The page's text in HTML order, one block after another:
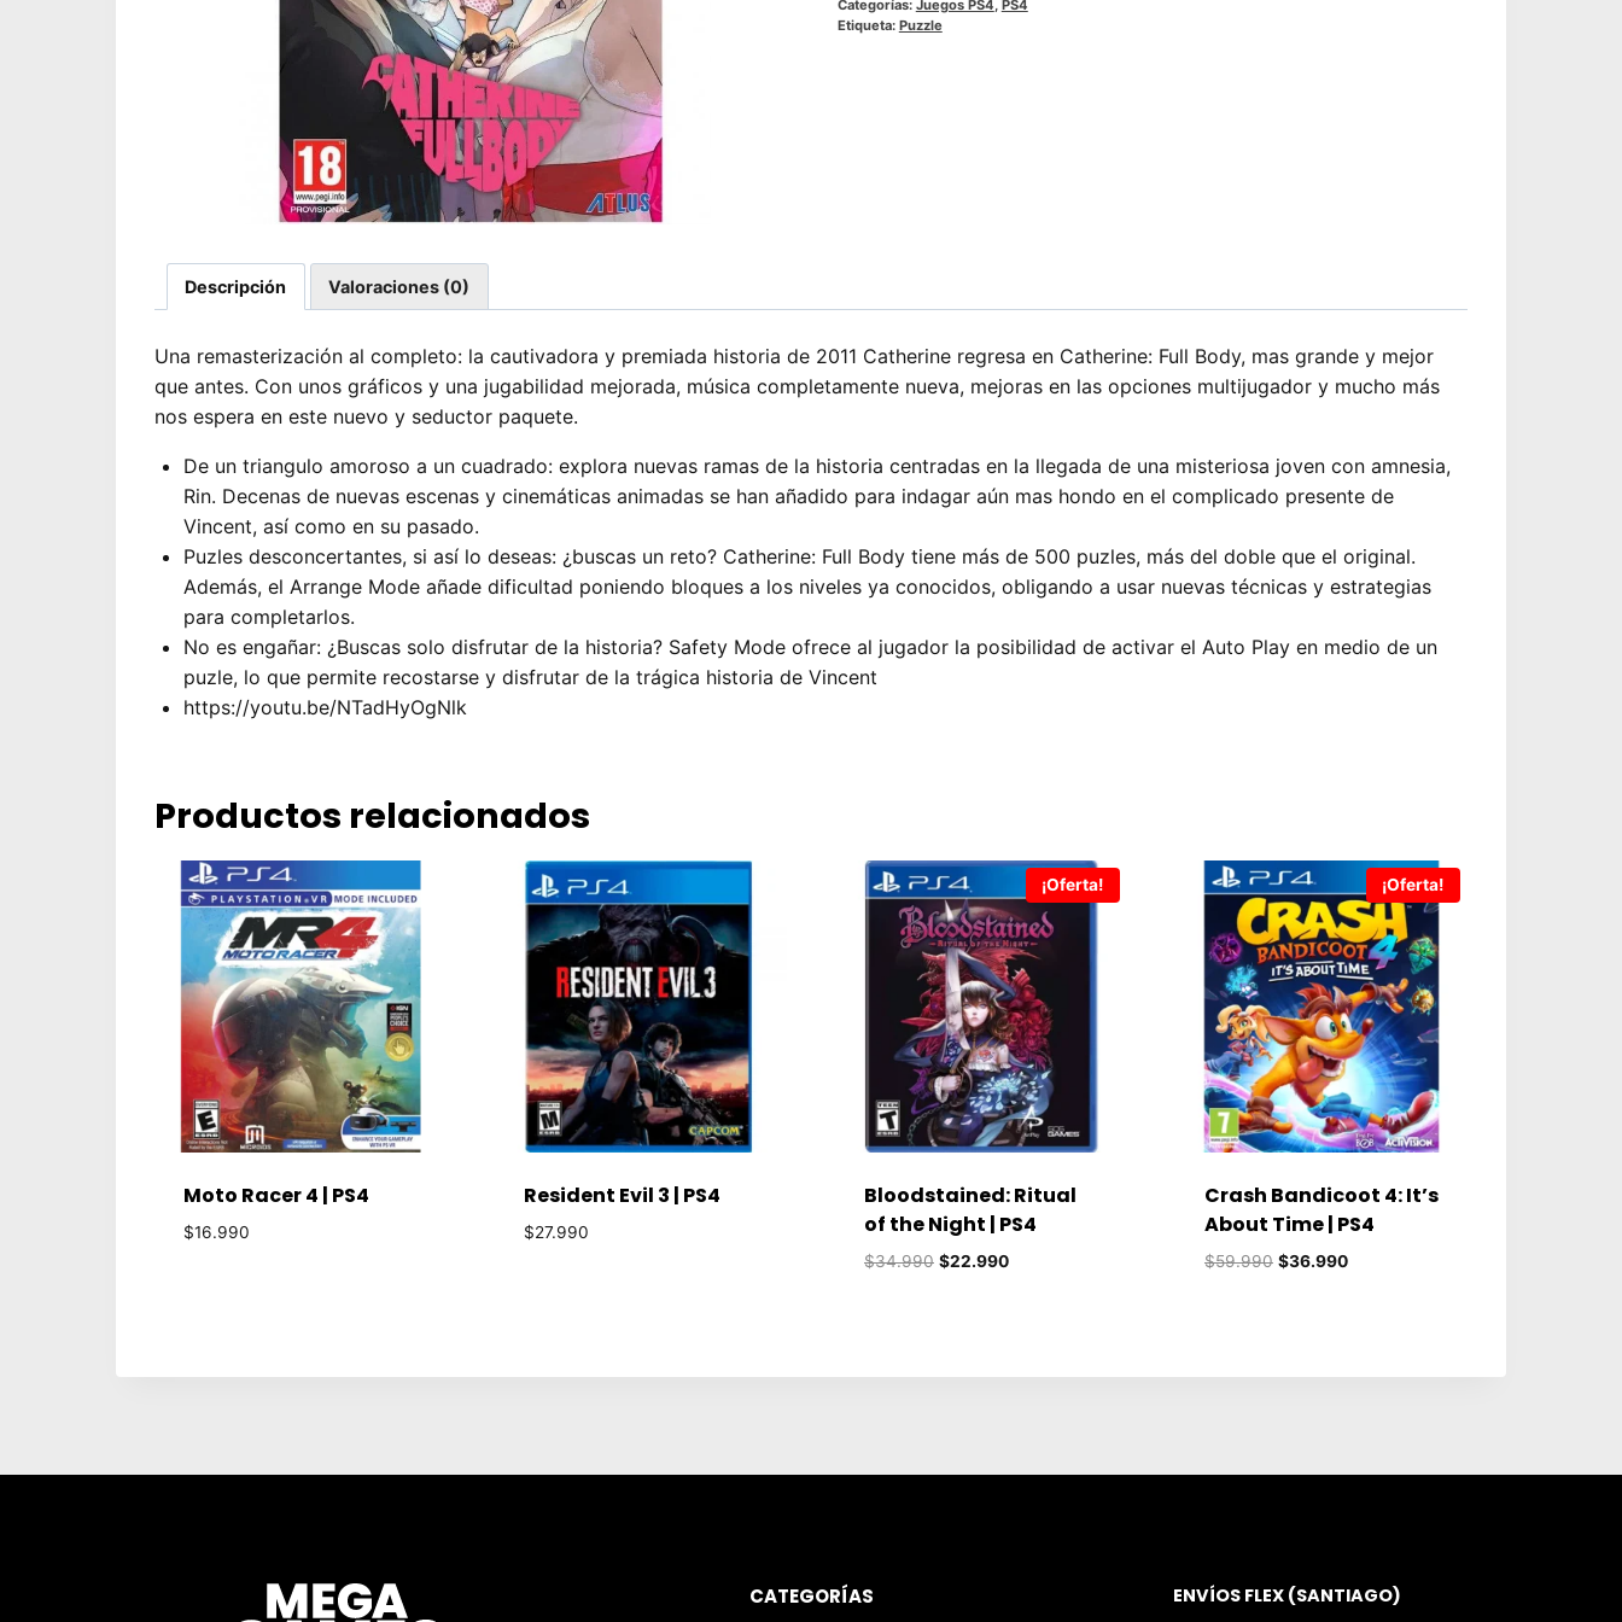
$49.990.
Categorías: Juegos PS4 PS4
Etiqueta: Puzzle
Descripción Valoraciones (0)
Una remasterización al completo: la cautivadora y premiada historia de 2011 Catherine regresa en Catherine: Full Body, mas grande y mejor
que antes. Con unos gráficos y una jugabilidad mejorada, música completamente nueva, mejoras en las opciones multijugador y mucho más
nos espera en este nuevo y seductor paquete.
De un triangulo amoroso a un cuadrado: explora nuevas ramas de la historia centradas en la llegada de una misteriosa joven con amnesia,
Rin. Decenas de nuevas escenas y cinemáticas animadas se han añadido para indagar aún mas hondo en el complicado presente de
Vincent, así como en su pasado.
Puzles desconcertantes, si así lo deseas: ¿buscas un reto? Catherine: Full Body tiene más de 500 puzles, más del doble que el original.
Además, el Arrange Mode añade dificultad poniendo bloques a los niveles ya conocidos, obligando a usar nuevas técnicas y estrategias
para completarlos.
No es engañar: ¿Buscas solo disfrutar de la historia? Safety Mode ofrece al jugador la posibilidad de activar el Auto Play en medio de un
puzle, lo que permite recostarse y disfrutar de la trágica historia de Vincent
https://youtu.be/NTadHyOgNlk
Productos relacionados
Moto Racer 4 | PS4
$16.990
Resident Evil 3 | PS4
$27.990
¡Oferta!
Bloodstained: Ritual
of the Night | PS4
$34.990 El
$22.990El
¡Oferta!
Crash Bandicoot 4: It’s
About Time | PS4
$59.990 El
$36.990El
CATEGORÍAS ENVÍOS FLEX (SANTIAGO)